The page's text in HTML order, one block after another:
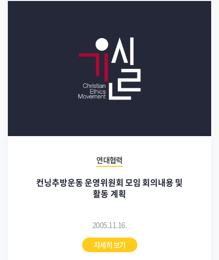
연대협력
컨닝추방운동 운영위원회 모임 회의내용 및
활동 계획
2005.11.16.
자세히 보기